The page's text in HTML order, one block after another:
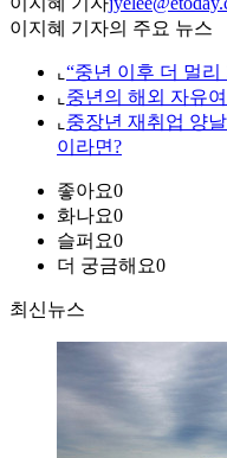
이지혜 기자의 주요 뉴스
⌞ “중년 이후 더 멀
⌞ 중년의 해외 자유
⌞ 중장년 재취업 양
이라면?
좋아요0
화나요0
슬퍼요0
더 궁금해요0
최신뉴스